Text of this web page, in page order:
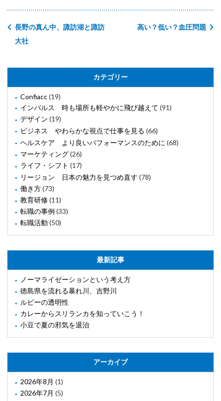
高い？低い？血圧問題
長野の真ん中、諏訪湖と諏訪
大社
カテゴリー
Confiacc(19)
インパルス 時も場所も軽やかに飛び越えて (91)
デザイン (19)
ビジネス やわらかな視点で仕事を見る (66)
ヘルスケア より良いパフォーマンスのために (68)
マーケティング(26)
ライフ・シフト (17)
リージョン 日本の魅力を見つめ直す (78)
働き方(73)
教育研修(11)
転職の事例 (33)
転職活動 (50)
最新記事
ノーマライゼーションという考え方
徳島県を流れる暴れ川、吉野川
ルビーの透明性
カレーからスリランカを知っていこう！
小豆で夏の邪気を退治
アーカイブ
2026年8月 (1)
2026年7月 (5)